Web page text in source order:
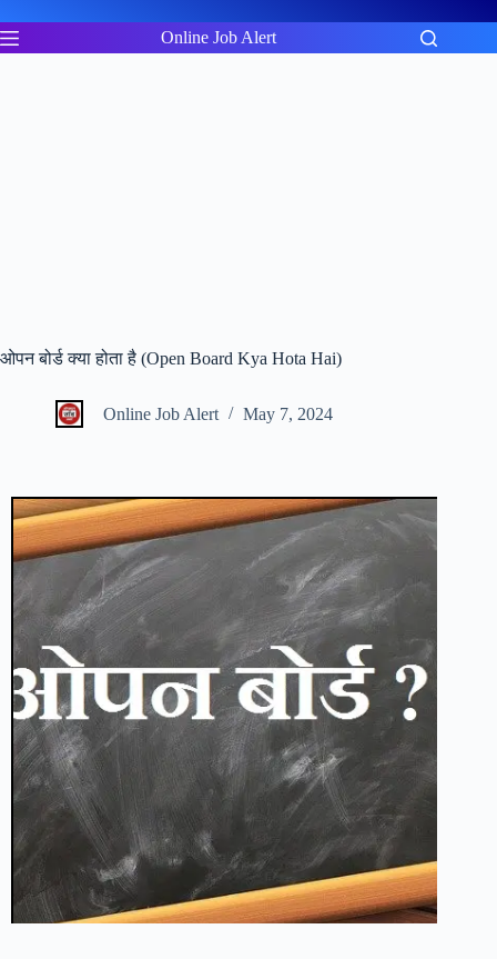
to
content
Online Job Alert
ओपन बोर्ड क्या होता है (Open Board Kya Hota Hai)
Online Job Alert May 7, 2024